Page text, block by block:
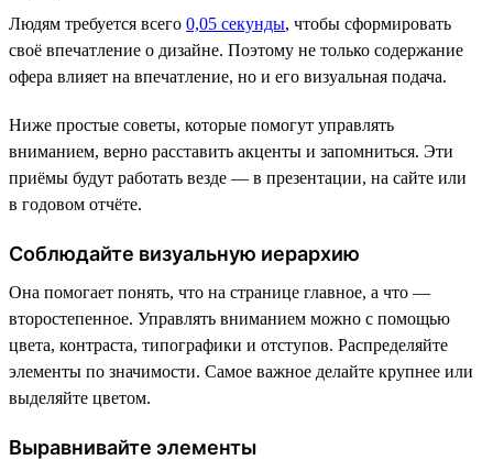
Людям требуется всего 0,05 секунды, чтобы сформировать
своё впечатление о дизайне. Поэтому не только содержание
офера влияет на впечатление, но и его визуальная подача.
Ниже простые советы, которые помогут управлять
вниманием, верно расставить акценты и запомниться. Эти
приёмы будут работать везде — в презентации, на сайте или
в годовом отчёте.
Соблюдайте визуальную иерархию
Она помогает понять, что на странице главное, а что —
второстепенное. Управлять вниманием можно с помощью
цвета, контраста, типографики и отступов. Распределяйте
элементы по значимости. Самое важное делайте крупнее или
выделяйте цветом.
Выравнивайте элементы